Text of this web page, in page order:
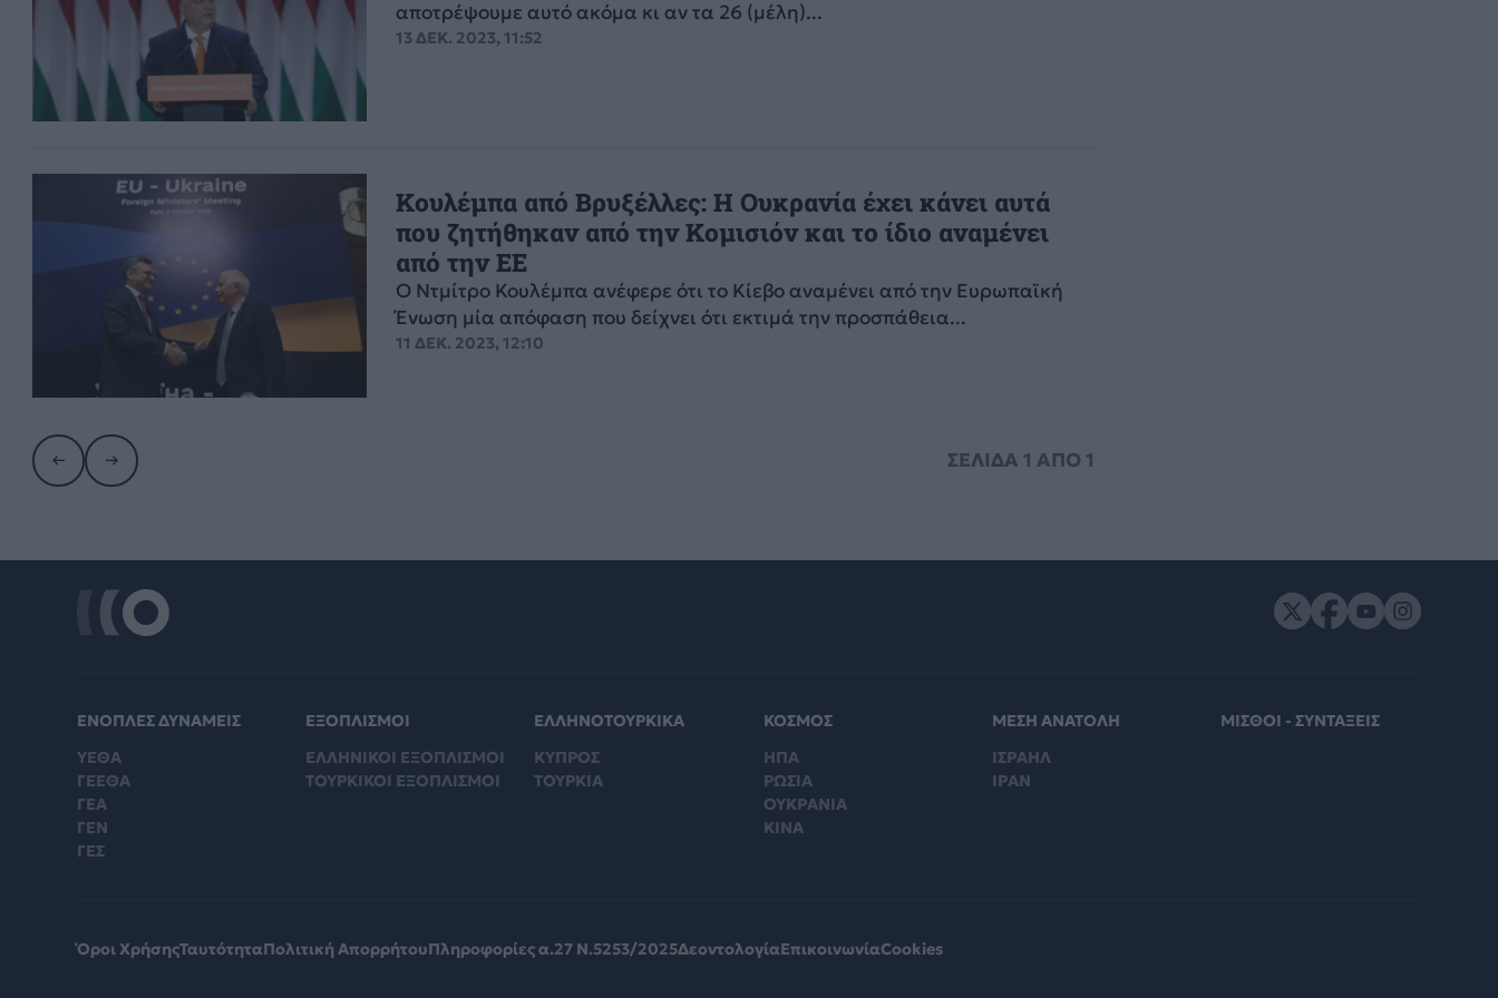
αποτρέψουμε αυτό ακόμα κι αν τα 26 (μέλη)...
13 ΔΕΚ. 2023, 11:52
Κουλέμπα από Βρυξέλλες: Η Ουκρανία έχει κάνει αυτά
που ζητήθηκαν από την Κομισιόν και το ίδιο αναμένει
από την ΕΕ
Ο Ντμίτρο Κουλέμπα ανέφερε ότι το Κίεβο αναμένει από την Ευρωπαϊκή
Ένωση μία απόφαση που δείχνει ότι εκτιμά την προσπάθεια...
11 ΔΕΚ. 2023, 12:10
ΣΕΛΙΔΑ1 ΑΠΟ1
ΕΝΟΠΛΕΣ ΔΥΝΑΜΕΙΣ
ΥΕΘΑ
ΓΕΕΘΑ
ΓΕΑ
ΓΕΝ
ΓΕΣ
ΕΞΟΠΛΙΣΜΟΙ
ΕΛΛΗΝΙΚΟΙ ΕΞΟΠΛΙΣΜΟΙ
ΤΟΥΡΚΙΚΟΙ ΕΞΟΠΛΙΣΜΟΙ
ΕΛΛΗΝΟΤΟΥΡΚΙΚΑ
ΚΥΠΡΟΣ
ΤΟΥΡΚΙΑ
ΚΟΣΜΟΣ
ΗΠΑ
ΡΩΣΙΑ
ΟΥΚΡΑΝΙΑ
ΚΙΝΑ
ΜΕΣΗ ΑΝΑΤΟΛΗ
ΙΣΡΑΗΛ
ΙΡΑΝ
ΜΙΣΘΟΙ - ΣΥΝΤΑΞΕΙΣ
Όροι ΧρήσηςΤαυτότηταΠολιτική ΑπορρήτουΠληροφορίες α.27 Ν.5253/2025ΔεοντολογίαΕπικοινωνίαCookies